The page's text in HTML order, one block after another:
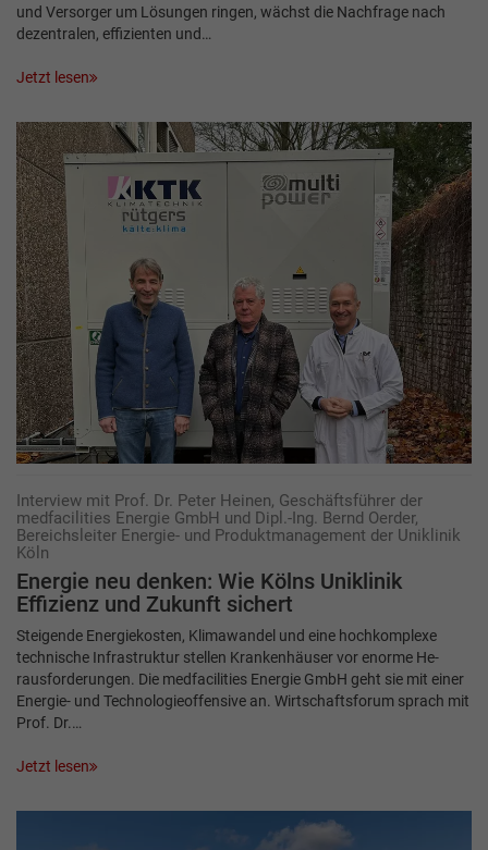
und Versorger um Lösungen ringen, wächst die Nachfrage nach
dezentralen, effizienten und…
Jetzt lesen
Interview mit Prof. Dr. Peter Heinen, Geschäftsführer der
medfacilities Energie GmbH und Dipl.-Ing. Bernd Oerder,
Bereichsleiter Energie- und Produktmanagement der Uniklinik
Köln
Energie neu denken: Wie Kölns Uni­klinik
Effizienz und Zukunft sichert
Steigende Energiekosten, Klimawandel und eine hochkomplexe
technische Infrastruktur stellen Krankenhäuser vor enorme He­
rausforderungen. Die medfacilities Energie GmbH geht sie mit einer
Energie- und Technologieoffensive an. Wirtschaftsforum sprach mit
Prof. Dr.…
Jetzt lesen